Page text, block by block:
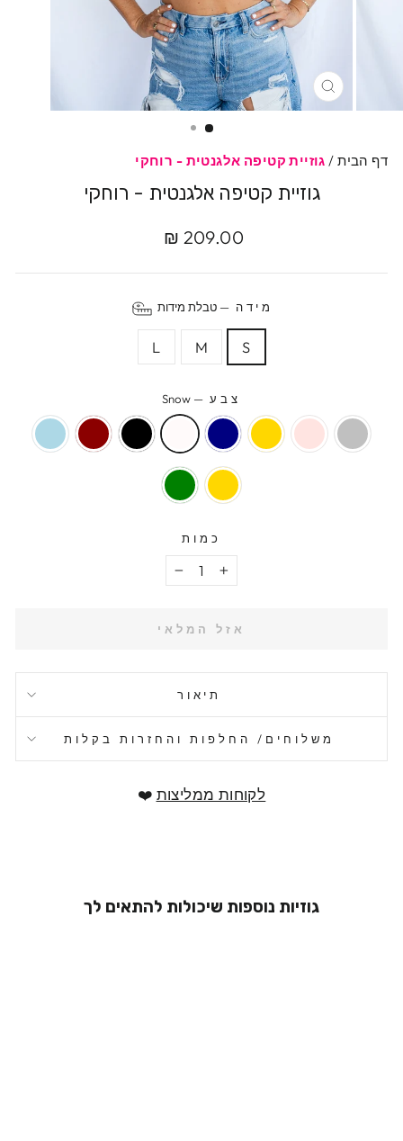
סגרי
דף הבית / גוזיית קטיפה אלגנטית - רוחקי
גוזיית קטיפה אלגנטית - רוחקי
מחיר
209.00 ₪
מידה—טבלת מידות
S
M
L
צבע —
Snow
כמות
− +
אזל המלאי
תיאור
משלוחים/ החלפות והחזרות בקלות
לקוחות ממליצות ❤️
גוזיות נוספות שיכולות להתאים לך